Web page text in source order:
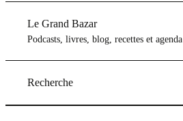
Le Grand Bazar
Podcasts, livres, blog, recettes et agenda
Recherche